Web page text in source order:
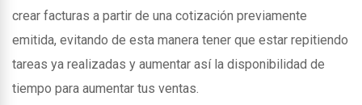
crear facturas a partir de una cotización previamente
emitida, evitando de esta manera tener que estar repitiendo
tareas ya realizadas y aumentar así la disponibilidad de
tiempo para aumentar tus ventas.